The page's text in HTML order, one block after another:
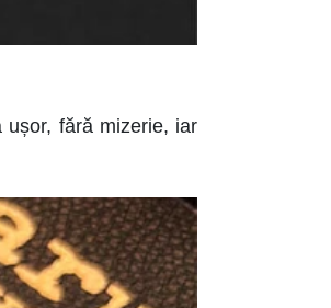
ușor, fără mizerie, iar